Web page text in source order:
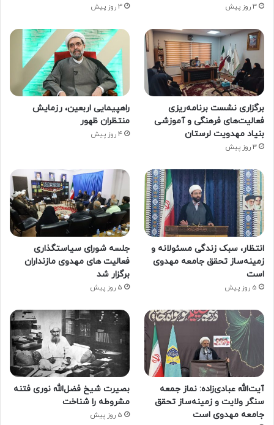
3 روز پیش 3 روز پیش
برگزاری نشست برنامه‌ریزی
فعالیت‌های فرهنگی و آموزشی
بنیاد مهدویت لرستان
3 روز پیش
راهپیمایی اربعین، رزمایش
منتظران ظهور
4 روز پیش
انتظار، سبک زندگی مسئولانه و
زمینه‌ساز تحقق جامعه مهدوی
است
5 روز پیش
جلسه شورای سیاستگذاری
فعالیت های مهدوی مازنداران
برگزار شد
5 روز پیش
آیت‌الله عبادی‌زاده: نماز جمعه
سنگر ولایت و زمینه‌ساز تحقق
جامعه مهدوی است
بصیرت شیخ فضل‌الله نوری فتنه
مشروطه را شناخت
5 روز پیش